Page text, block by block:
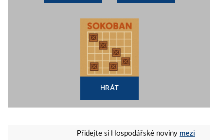
HRÁT
Přidejte si Hospodářské noviny mezi